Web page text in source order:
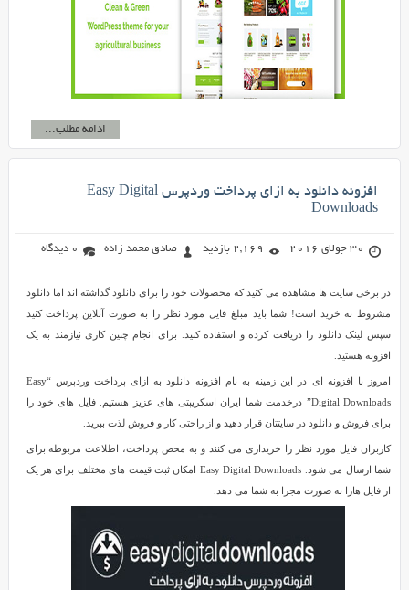
ادامه مطلب...
افزونه دانلود به ازای پرداخت وردپرس Easy Digital
Downloads
30 جولای 2016 2,169 بازدید صادق محمد زاده 0 دیدگاه
در برخی سایت ها مشاهده می کنید که محصولات خود را برای دانلود گذاشته اند اما دانلود
مشروط به خرید است! شما باید مبلغ فایل مورد نظر را به صورت آنلاین پرداخت کنید
سپس لینک دانلود را دریافت کرده و استفاده کنید. برای انجام چنین کاری نیازمند به یک
افزونه هستید.
امروز با افزونه ای در این زمینه به نام افزونه دانلود به ازای پرداخت وردپرس “Easy
Digital Downloads” درخدمت شما ایران اسکریپتی های عزیز هستیم. فایل های خود را
برای فروش و دانلود در سایتتان قرار دهید و از راحتی کار و فروش لذت ببرید.
کاربران فایل مورد نظر را خریداری می کنند و به محض پرداخت، اطلاعت مربوطه برای
شما ارسال می شود. Easy Digital Downloads امکان ثبت قیمت های مختلف برای هر یک
از فایل هارا به صورت مجزا به شما می دهد.